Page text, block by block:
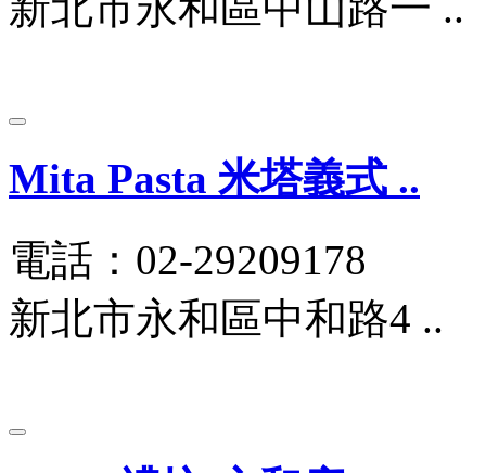
Mita Pasta 米塔義式 ..
電話：02-29209178
新北市永和區中和路4 ..